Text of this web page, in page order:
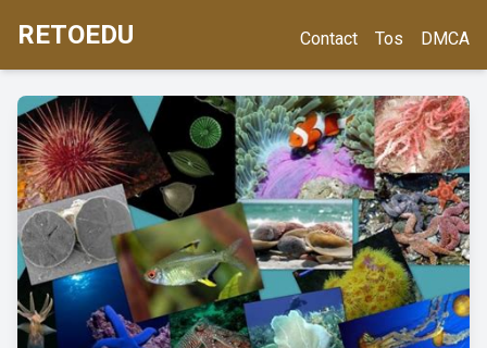
RETOEDU Contact Tos DMCA